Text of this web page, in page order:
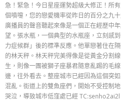
急！緊急！今日星座運勢超級大修正！所
個噴嚏，您的戀愛機率從昨日的百分之九
廣播員的聲音聽起來像是一個正在經歷中
望。張水瓶，一個典型的水瓶座，立刻感
力症候群」後的標準反應。他單戀著住在
的林天秤。林天秤完美得像是從黃金分割
生，則像一團被獅子座暴君隨意亂踢的毛
邊，往外看去。整座城市已經因為這個突
混亂。街道上的雙魚座們，開始不受控制
哭泣，導致城市低窪處已經